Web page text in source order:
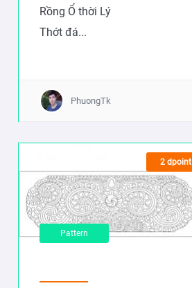
Rồng Ổ thời Lý
Thớt đá...
PhuongTk
Pattern
2 dpoint